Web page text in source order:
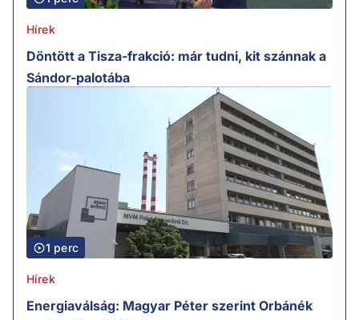
Hírek
Döntött a Tisza-frakció: már tudni, kit szánnak a
Sándor-palotába
1 perc
Hírek
Energiaválság: Magyar Péter szerint Orbánék